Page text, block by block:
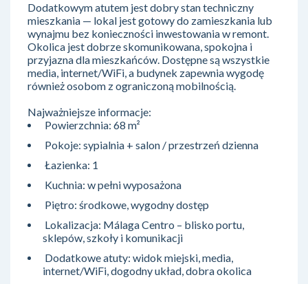
Dodatkowym atutem jest dobry stan techniczny
mieszkania — lokal jest gotowy do zamieszkania lub
wynajmu bez konieczności inwestowania w remont.
Okolica jest dobrze skomunikowana, spokojna i
przyjazna dla mieszkańców. Dostępne są wszystkie
media, internet/WiFi, a budynek zapewnia wygodę
również osobom z ograniczoną mobilnością.
Najważniejsze informacje:
Powierzchnia: 68 m²
Pokoje: sypialnia + salon / przestrzeń dzienna
Łazienka: 1
Kuchnia: w pełni wyposażona
Piętro: środkowe, wygodny dostęp
Lokalizacja: Málaga Centro – blisko portu,
sklepów, szkoły i komunikacji
Dodatkowe atuty: widok miejski, media,
internet/WiFi, dogodny układ, dobra okolica